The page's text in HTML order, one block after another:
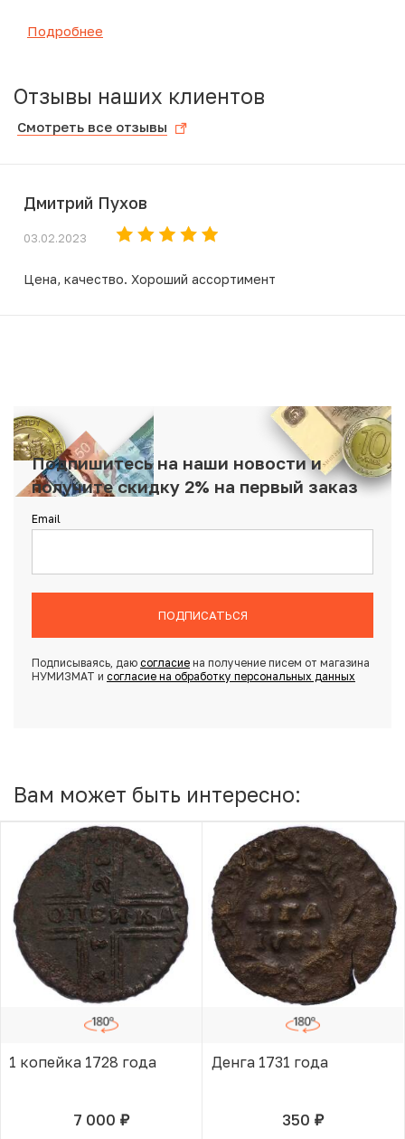
Подробнее
Отзывы наших клиентов
Смотреть все отзывы
Дмитрий Пухов
03.02.2023
Цена, качество. Хороший ассортимент
Подпишитесь на наши новости и
получите скидку 2% на первый заказ
Email
ПОДПИСАТЬСЯ
Подписываясь, даю согласиена получение писем от магазина
НУМИЗМАТ и согласие на обработку персональных данных
Вам может быть интересно:
1 копейка 1728 года
7 000 руб.
В КОРЗИНЕ
Денга 1731 года
350 руб.В КОРЗИНЕ